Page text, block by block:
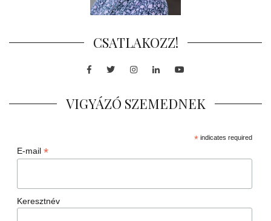
CSATLAKOZZ!
Facebook
TwitterInstagram
LinkedInYoutube
VIGYÁZÓ SZEMEDNEK
*indicates required
E-mail *
Keresztnév